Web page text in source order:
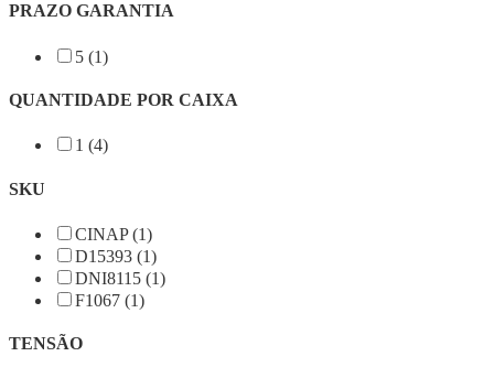
PRAZO GARANTIA
5 (1)
QUANTIDADE POR CAIXA
1 (4)
SKU
CINAP (1)
D15393 (1)
DNI8115 (1)
F1067 (1)
TENSÃO